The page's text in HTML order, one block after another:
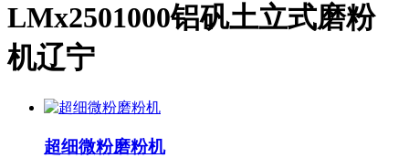
LMx2501000铝矾土立式磨粉
机辽宁
超细微粉磨粉机